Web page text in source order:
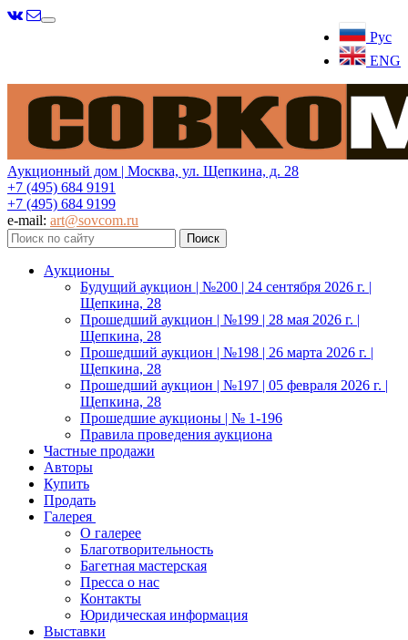
Рус
ENG
Меню
Аукционный дом | Москва, ул. Щепкина, д. 28
+7 (495) 684 9191
+7 (495) 684 9199
e-mail: art@sovcom.ru
Аукционы
Будущий аукцион | №200 | 24 сентября 2026 г. |
Щепкина, 28
Прошедший аукцион | №199 | 28 мая 2026 г. |
Щепкина, 28
Прошедший аукцион | №198 | 26 марта 2026 г. |
Щепкина, 28
Прошедший аукцион | №197 | 05 февраля 2026 г. |
Щепкина, 28
Прошедшие аукционы | № 1-196
Правила проведения аукциона
Частные продажи
Авторы
Купить
Продать
Галерея
О галерее
Благотворительность
Багетная мастерская
Пресса о нас
Контакты
Юридическая информация
Выставки